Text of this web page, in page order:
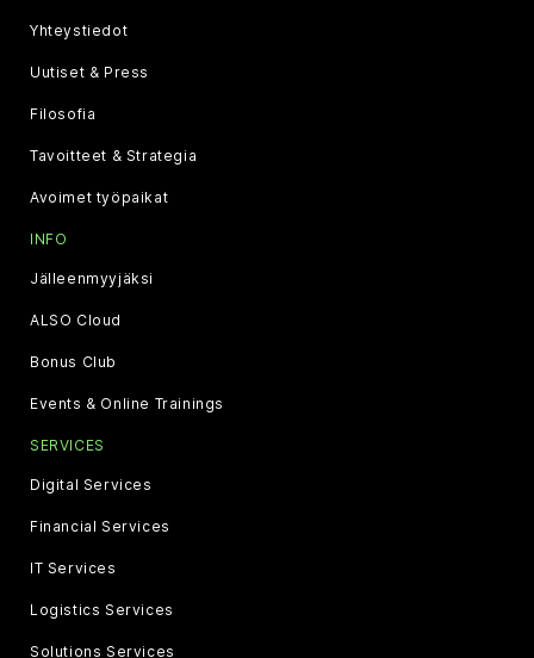
Yhteystiedot
Uutiset & Press
Filosofia
Tavoitteet & Strategia
Avoimet työpaikat
INFO
Jälleenmyyjäksi
ALSO Cloud
Bonus Club
Events & Online Trainings
SERVICES
Digital Services
Financial Services
IT Services
Logistics Services
Solutions Services